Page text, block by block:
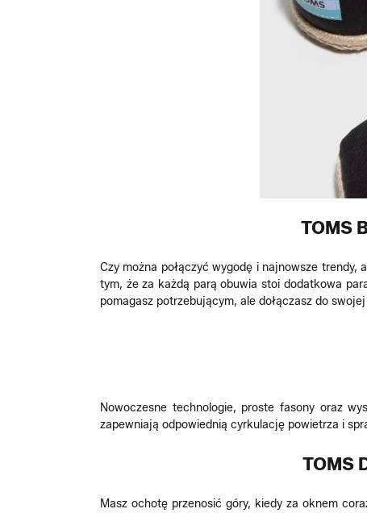
TOMS
Czy można połączyć wygodę i najnowsze trendy,
tym, że za każdą parą obuwia stoi dodatkowa
pomagasz potrzebującym, ale dołączasz do
Nowoczesne technologie, proste fasony oraz
zapewniają odpowiednią cyrkulację powietrza i
TOMS
Masz ochotę przenosić góry, kiedy za oknem